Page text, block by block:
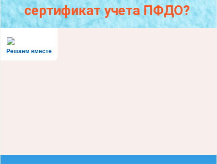
сертификат учета ПФДО?
Решаем вместе